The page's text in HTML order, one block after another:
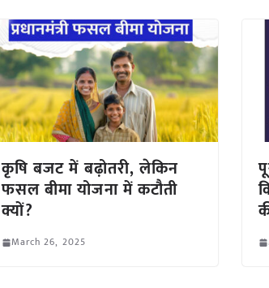
कृषि बजट में बढ़ोतरी, लेकिन
फसल बीमा योजना में कटौती
क्यों?
March 26, 2025